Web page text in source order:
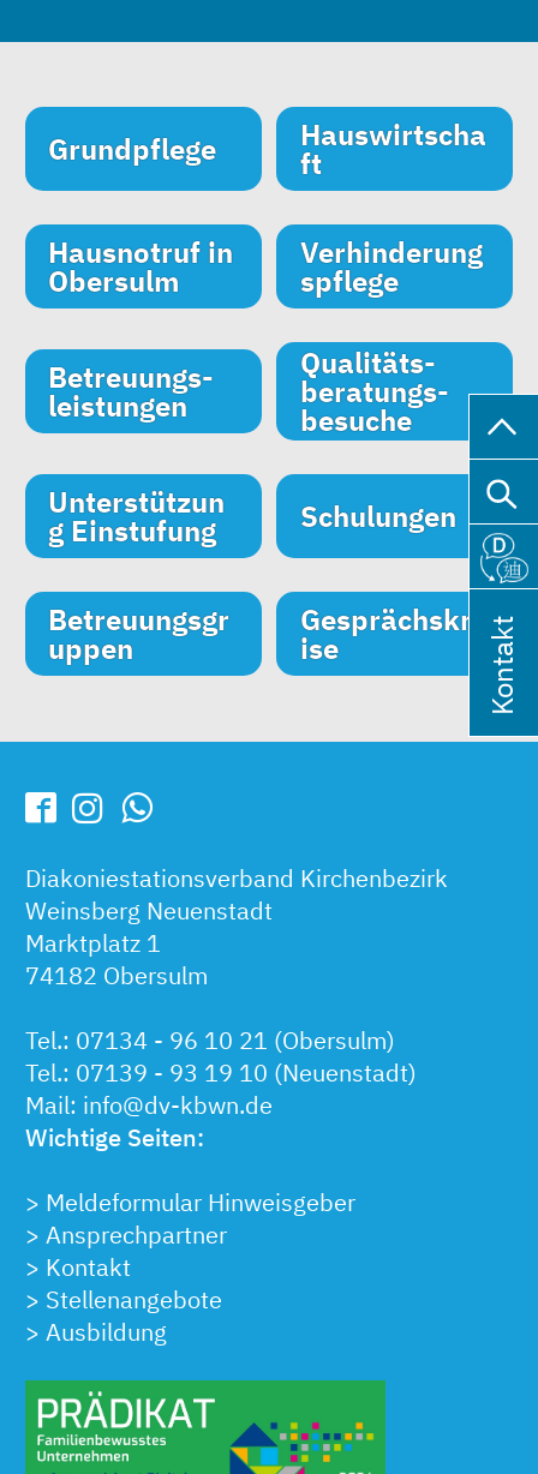
Grundpflege Hauswirtscha
ft
Hausnotruf in
Obersulm
Verhinderung
s­pflege
Betreuungs­
leistungen
Qualitäts­
beratungs­
besuche
Unterstützun
g Einstufung Schulungen
Betreuungsgr
uppen
Gesprächskre
ise
Diakoniestationsverband Kirchenbezirk
Weinsberg Neuenstadt
Marktplatz 1
74182 Obersulm
Tel.: 07134 - 96 10 21 (Obersulm)
Tel.: 07139 - 93 19 10 (Neuenstadt)
Mail: info@dv-kbwn.de
Wichtige Seiten:
> Meldeformular Hinweisgeber
> Ansprechpartner
> Kontakt
> Stellenangebote
> Ausbildung
Kontakt